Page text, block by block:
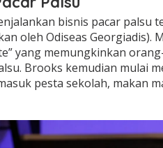
bisnis pacar palsu
oleh Odiseas Georgiadis).
yang memungkinkan
Brooks kemudian mulai
pesta sekolah, makan